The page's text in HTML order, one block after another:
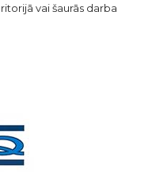
vai šaurās darba